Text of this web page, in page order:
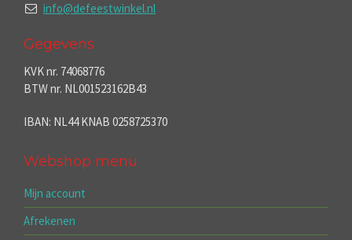
info@defeestwinkel.nl
Gegevens
KVK nr. 74068776
BTW nr. NL001523162B43
IBAN: NL44 KNAB 0258725370
Webshop menu
Mijn account
Afrekenen